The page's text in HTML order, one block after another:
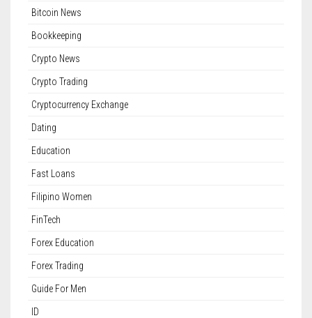
Bitcoin News
Bookkeeping
Crypto News
Crypto Trading
Cryptocurrency Exchange
Dating
Education
Fast Loans
Filipino Women
FinTech
Forex Education
Forex Trading
Guide For Men
ID